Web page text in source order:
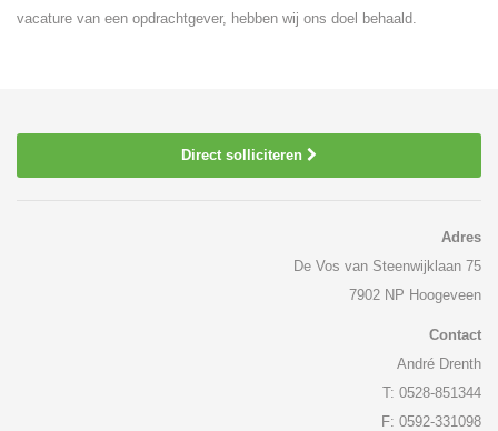
vacature van een opdrachtgever, hebben wij ons doel behaald.
Direct solliciteren
Adres
De Vos van Steenwijklaan 75
7902 NP Hoogeveen
Contact
André Drenth
T: 0528-851344
F: 0592-331098